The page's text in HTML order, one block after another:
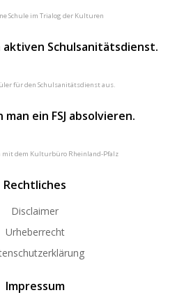
Schule im Trialog der Kulturen
aktiven Schulsanitätsdienst.
für den Schulsanitätsdienst aus.
man ein FSJ absolvieren.
mit dem Kulturbüro Rheinland-Pfalz
Rechtliches
Disclaimer
Urheberrecht
Impressum